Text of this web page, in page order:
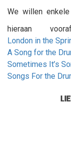
We willen
hieraan
London in the
A Song for the
Sometimes It’s
Songs For the